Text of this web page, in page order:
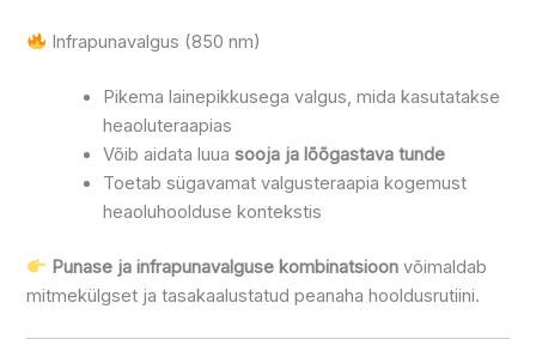
Infrapunavalgus (850 nm)
Pikema lainepikkusega valgus, mida kasutatakse
heaoluteraapias
Võib aidata luuasooja ja lõõgastava tunde
Toetab sügavamat valgusteraapia kogemust
heaoluhoolduse kontekstis
Punase ja infrapunavalguse kombinatsioon võimaldab
mitmekülgset ja tasakaalustatud peanaha hooldusrutiini.